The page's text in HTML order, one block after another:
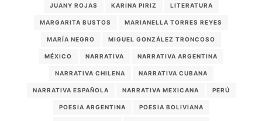
JUANY ROJAS KARINA PIRIZ LITERATURA
MARGARITA BUSTOS MARIANELLA TORRES REYES
MARÍA NEGRO MIGUEL GONZÁLEZ TRONCOSO
MÉXICO NARRATIVA NARRATIVA ARGENTINA
NARRATIVA CHILENA NARRATIVA CUBANA
NARRATIVA ESPAÑOLA NARRATIVA MEXICANA PERÚ
POESIA ARGENTINA POESIA BOLIVIANA